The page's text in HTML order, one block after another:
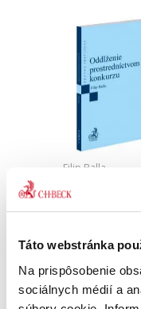
Táto webstránka
Na prispôsobenie
sociálnych médií a
Filip Balla
17,00 €
monograficky
oddlženia
konkurzu v
vzhľadom na